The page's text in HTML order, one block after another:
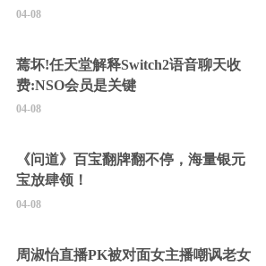
04-08
蔫坏!任天堂解释Switch2语音聊天收
费:NSO会员是关键
04-08
《问道》百宝翻牌翻不停，海量银元
宝放肆领！
04-08
周淑怡直播PK被对面女主播嘲讽老女